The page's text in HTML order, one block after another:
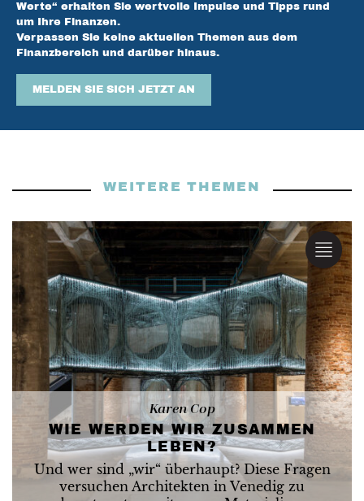
Werte“ erhalten Sie wertvolle Impulse und Tipps rund
um Ihre Finanzen.
Verpassen Sie keine aktuellen Themen aus dem
Finanzbereich und darüber hinaus.
MELDEN SIE SICH JETZT AN
WEITERE THEMEN
Karen Cop
WIE WERDEN WIR ZUSAMMEN
LEBEN?
Und wer sind „wir“ überhaupt? Diese Fragen
versuchen Architekten in Venedig zu